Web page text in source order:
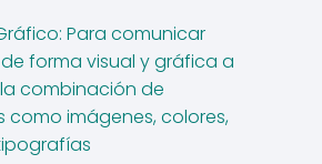
Para comunicar
forma visual y gráfica a
combinación de
como imágenes, colores,